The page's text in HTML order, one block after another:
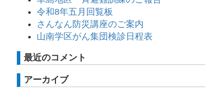
令和8年五月回覧板
さんなん防災講座のご案内
山南学区がん集団検診日程表
最近のコメント
アーカイブ